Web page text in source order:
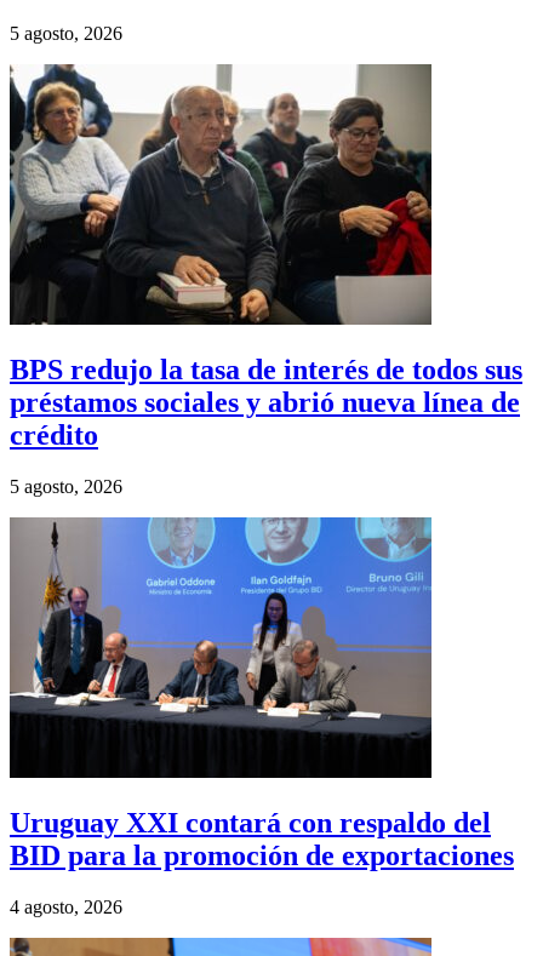
5 agosto, 2026
BPS redujo la tasa de interés de todos sus
préstamos sociales y abrió nueva línea de
crédito
5 agosto, 2026
Uruguay XXI contará con respaldo del
BID para la promoción de exportaciones
4 agosto, 2026